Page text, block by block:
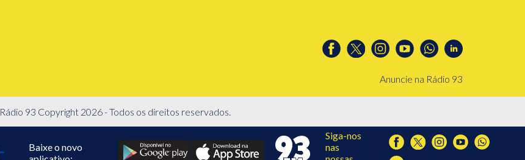
Anuncie na Rádio 93
Rádio 93 Copyright 2026 - Todos os direitos reservados.
Baixe o novo
Siga-nos
nas